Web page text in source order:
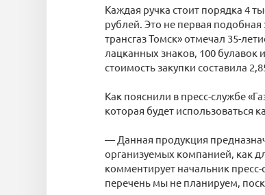
Каждая ручка стоит порядка 4
рублей. Это не первая
трансгаз Томск» отмечал 35-
лацканных знаков, 100 булавок
стоимость закупки составила
Как пояснили в пресс-службе
которая будет использоваться
— Данная продукция
организуемых компанией, как
комментирует начальник
перечень мы не планируем,